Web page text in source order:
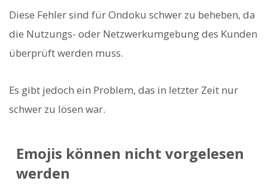
Diese Fehler sind für Ondoku schwer zu beheben, da
die Nutzungs- oder Netzwerkumgebung des Kunden
überprüft werden muss.
Es gibt jedoch ein Problem, das in letzter Zeit nur
schwer zu lösen war.
Emojis können nicht vorgelesen
werden